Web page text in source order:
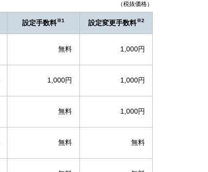
（税抜価格）
設定手数料※1 設定変更手数料※2
無料 1,000円
1,000円 1,000円
無料 1,000円
無料 無料